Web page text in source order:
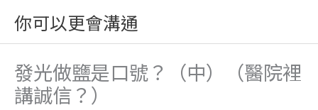
主
你可以更會溝通
發光做鹽是口號？（中）（醫院裡
講誠信？）